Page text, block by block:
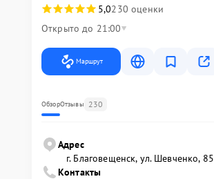
5,0230 оценки
Открыто до 21:00
Маршрут
ОбзорОтзывы 230
Адрес
г. Благовещенск, ул. Шевченко, 85
Контакты